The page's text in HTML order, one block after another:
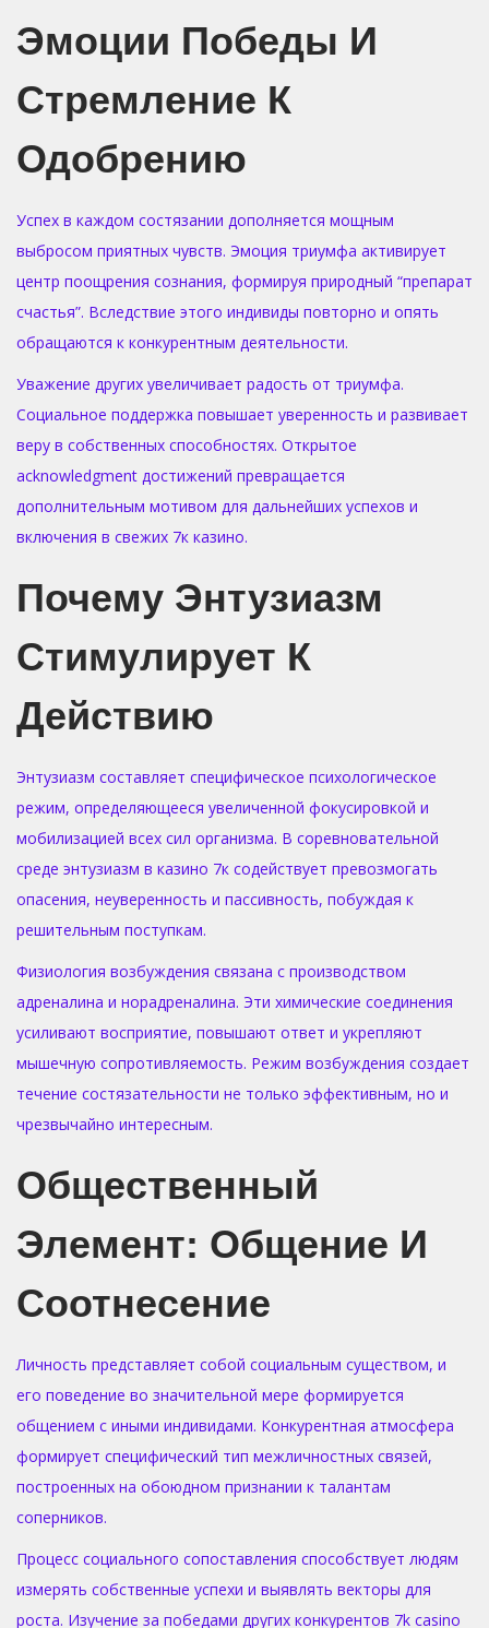
Эмоции Победы И
Стремление К
Одобрению
Успех в каждом состязании дополняется мощным
выбросом приятных чувств. Эмоция триумфа активирует
центр поощрения сознания, формируя природный “препарат
счастья”. Вследствие этого индивиды повторно и опять
обращаются к конкурентным деятельности.
Уважение других увеличивает радость от триумфа.
Социальное поддержка повышает уверенность и развивает
веру в собственных способностях. Открытое
acknowledgment достижений превращается
дополнительным мотивом для дальнейших успехов и
включения в свежих 7к казино.
Почему Энтузиазм
Стимулирует К
Действию
Энтузиазм составляет специфическое психологическое
режим, определяющееся увеличенной фокусировкой и
мобилизацией всех сил организма. В соревновательной
среде энтузиазм в казино 7к содействует превозмогать
опасения, неуверенность и пассивность, побуждая к
решительным поступкам.
Физиология возбуждения связана с производством
адреналина и норадреналина. Эти химические соединения
усиливают восприятие, повышают ответ и укрепляют
мышечную сопротивляемость. Режим возбуждения создает
течение состязательности не только эффективным, но и
чрезвычайно интересным.
Общественный
Элемент: Общение И
Соотнесение
Личность представляет собой социальным существом, и
его поведение во значительной мере формируется
общением с иными индивидами. Конкурентная атмосфера
формирует специфический тип межличностных связей,
построенных на обоюдном признании к талантам
соперников.
Процесс социального сопоставления способствует людям
измерять собственные успехи и выявлять векторы для
роста. Изучение за победами других конкурентов 7k casino